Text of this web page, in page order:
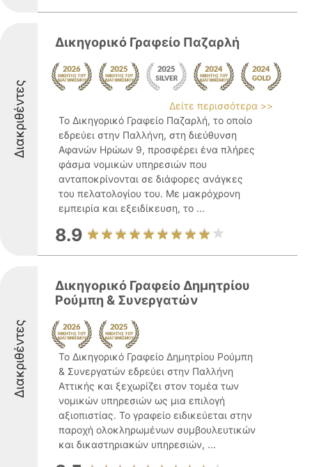
Διακριθέντες
Δικηγορικό Γραφείο Παζαρλή
Δείτε περισσότερα >>
Το Δικηγορικό Γραφείο Παζαρλή, το οποίο
εδρεύει στην Παλλήνη, στη διεύθυνση
Αφανών Ηρώων 9, προσφέρει ένα πλήρες
φάσμα νομικών υπηρεσιών που
ανταποκρίνονται σε διάφορες ανάγκες
του πελατολογίου του. Με μακρόχρονη
εμπειρία και εξειδίκευση, το ...
8.9
Διακριθέντες
Δικηγορικό Γραφείο Δημητρίου
Ρούμπη & Συνεργατών
Το Δικηγορικό Γραφείο Δημητρίου Ρούμπη
& Συνεργατών εδρεύει στην Παλλήνη
Αττικής και ξεχωρίζει στον τομέα των
νομικών υπηρεσιών ως μια επιλογή
αξιοπιστίας. Το γραφείο ειδικεύεται στην
παροχή ολοκληρωμένων συμβουλευτικών
και δικαστηριακών υπηρεσιών, ...